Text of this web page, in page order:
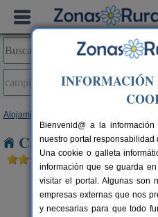
Alojamientos
Casas Rurales en
INFORMACIÓN
Bienvenid@ a la
nuestro portal responsabilidad
Una cookie o galleta
información que se guarda
visitar el portal. Algunas son
empresas externas que nos
y necesarias para que todo